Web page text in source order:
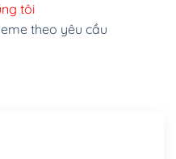
Wordpress(+100,000₫)
tôi
theo yêu cầu